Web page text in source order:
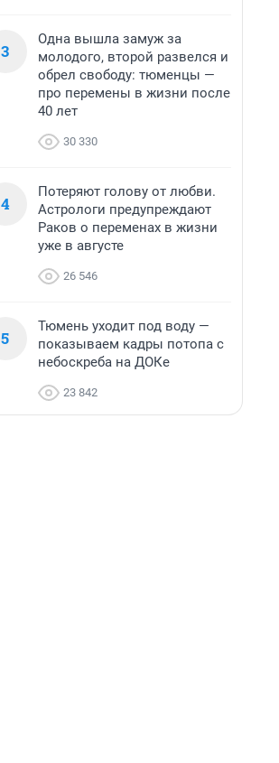
3
Одна вышла замуж за
молодого, второй развелся и
обрел свободу: тюменцы —
про перемены в жизни после
40 лет
30 330
4
Потеряют голову от любви.
Астрологи предупреждают
Раков о переменах в жизни
уже в августе
26 546
5
Тюмень уходит под воду —
показываем кадры потопа с
небоскреба на ДОКе
23 842